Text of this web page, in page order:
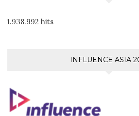
1.938.992 hits
INFLUENCE ASIA